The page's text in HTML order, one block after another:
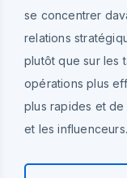
se concentrer
relations
plutôt que sur les
opérations plus
plus rapides et de
et les influenceurs.